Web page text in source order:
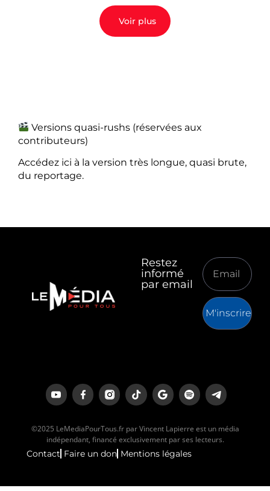
Voir plus
Versions quasi-rushs (réservées aux
contributeurs)
Accédez ici à la version très longue, quasi brute,
du reportage.
Restez
informé
par email
M'inscrire
©2025 LeMediaPourTous.fr par Vincent Lapierre est un média
indépendant, financé exclusivement par ses lecteurs.
Contact Faire un don Mentions légales